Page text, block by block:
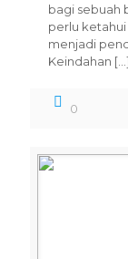
bagi sebuah
perlu
menjadi
Keindahan […]
0